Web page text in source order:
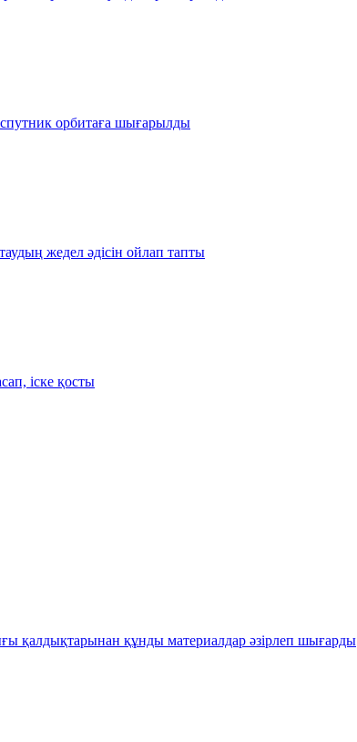
орбитаға шығарылды
жедел әдісін ойлап тапты
іске қосты
қалдықтарынан құнды материалдар әзірлеп шығарды